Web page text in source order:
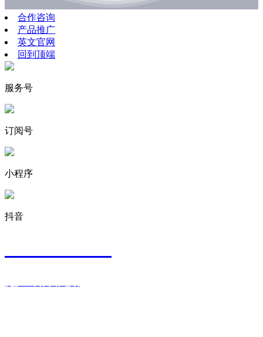
合作咨询
产品推广
英文官网
回到顶端
服务号
订阅号
小程序
抖音